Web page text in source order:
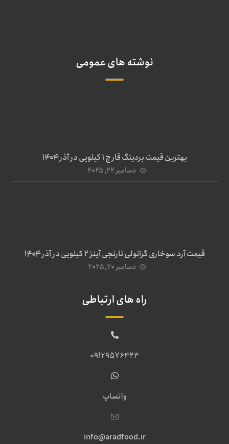
نوشته های عمومی
بهترین قیمت بردینگ قارچ 1 کیلویی در آذر ۱۴۰۴
دسامبر ۲۲, ۲۰۲۵
قیمت آرد سوخاری گرانولی نارنجی آینز ۲ کیلویی در آذر ۱۴۰۴
دسامبر ۲۰, ۲۰۲۵
راه های ارتباطی
09129576424
واتساپ
info@aradfood.ir